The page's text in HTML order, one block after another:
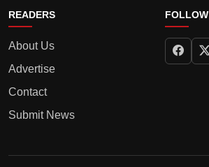
READERS
About Us
Advertise
Contact
Submit News
FOLLOW